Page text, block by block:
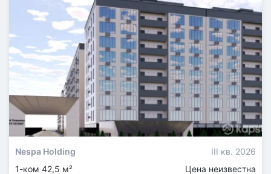
Nespa Holding
III кв. 2026
1-ком 42,5 м²
Цена неизвестна